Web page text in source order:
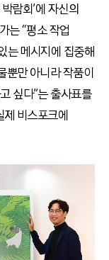
람회’에 자신의
는 “평소 작업
는 메시지에 집중해
뿐만 아니라 작품이
싶다”는 출사표를
비스포크에